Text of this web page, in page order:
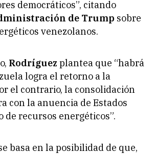
democráticos”, citando
de Trump sobre
venezolanos.
Rodríguez plantea que “habrá
logra el retorno a la
el contrario, la consolidación
con la anuencia de Estados
de recursos energéticos”.
basa en la posibilidad de que,